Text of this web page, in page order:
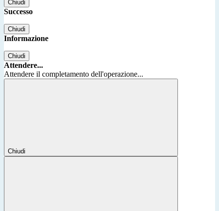
Chiudi
Successo
Chiudi
Informazione
Chiudi
Attendere...
Attendere il completamento dell'operazione...
Chiudi